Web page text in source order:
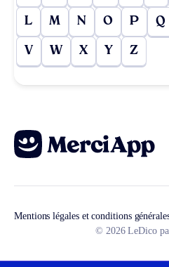
L M N O P Q
V W X Y Z
Mentions légales et conditions
© 2026 LeDico